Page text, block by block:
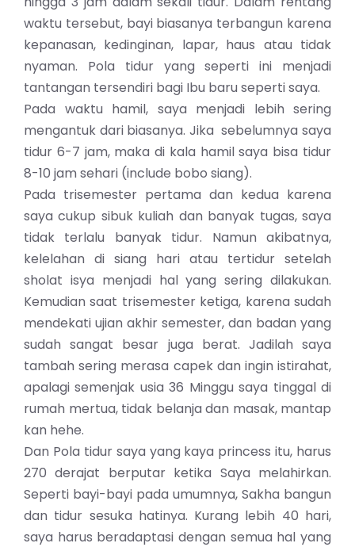
waktu tersebut, bayi biasanya terbangun karena
kepanasan, kedinginan, lapar, haus atau tidak
nyaman. Pola tidur yang seperti ini menjadi
tantangan tersendiri bagi Ibu baru seperti saya.
Pada waktu hamil, saya menjadi lebih sering
mengantuk dari biasanya. Jika sebelumnya saya
tidur 6-7 jam, maka di kala hamil saya bisa tidur
8-10 jam sehari (include bobo siang).
Pada trisemester pertama dan kedua karena
saya cukup sibuk kuliah dan banyak tugas, saya
tidak terlalu banyak tidur. Namun akibatnya,
kelelahan di siang hari atau tertidur setelah
sholat isya menjadi hal yang sering dilakukan.
Kemudian saat trisemester ketiga, karena sudah
mendekati ujian akhir semester, dan badan yang
sudah sangat besar juga berat. Jadilah saya
tambah sering merasa capek dan ingin istirahat,
apalagi semenjak usia 36 Minggu saya tinggal di
rumah mertua, tidak belanja dan masak, mantap
kan hehe.
Dan Pola tidur saya yang kaya princess itu, harus
270 derajat berputar ketika Saya melahirkan.
Seperti bayi-bayi pada umumnya, Sakha bangun
dan tidur sesuka hatinya. Kurang lebih 40 hari,
saya harus beradaptasi dengan semua hal yang